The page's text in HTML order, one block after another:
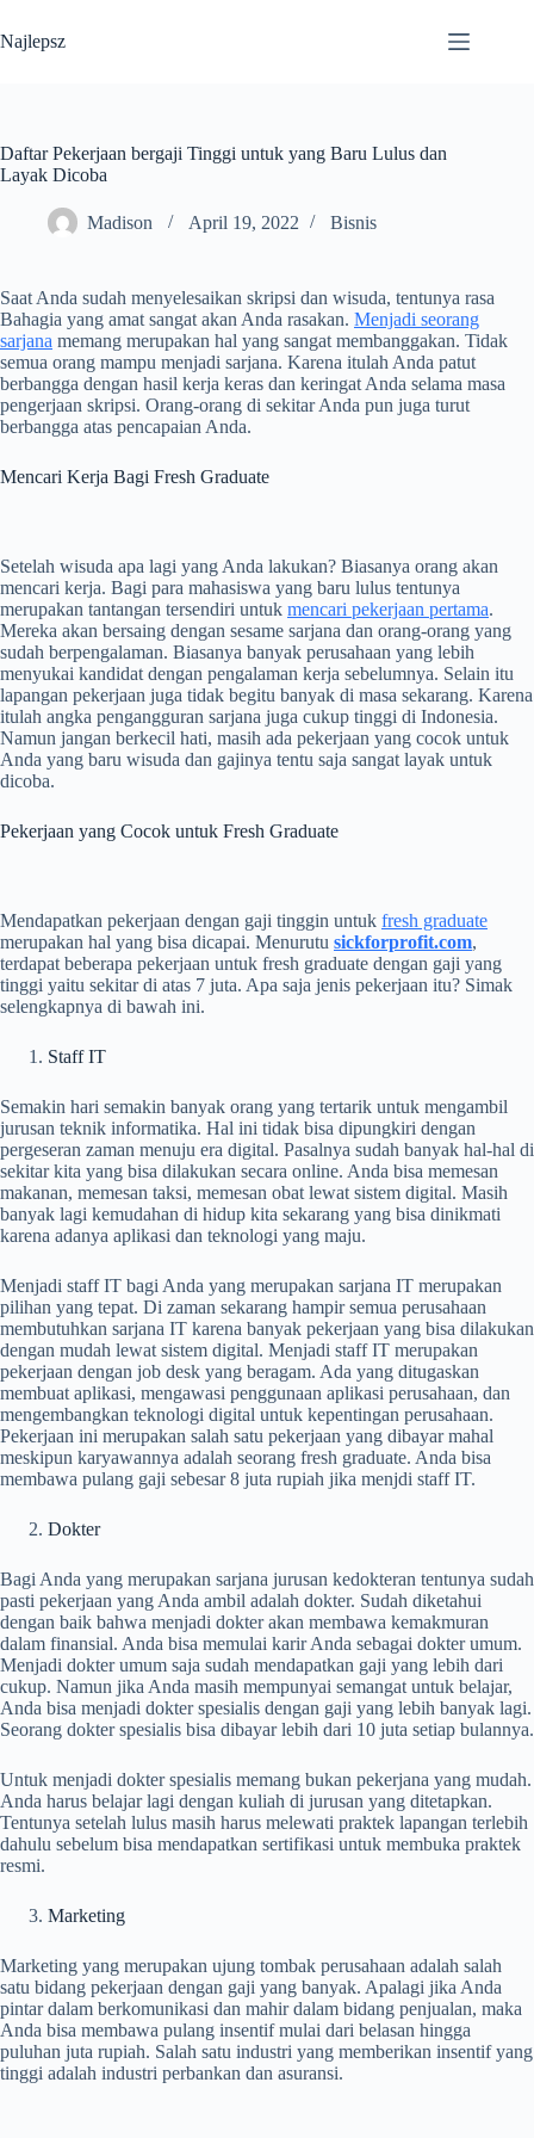
to
content
Najlepsz
Daftar Pekerjaan bergaji Tinggi untuk yang Baru Lulus dan
Layak Dicoba
Madison April 19, 2022 Bisnis
Saat Anda sudah menyelesaikan skripsi dan wisuda, tentunya rasa
Bahagia yang amat sangat akan Anda rasakan. Menjadi seorang
sarjana memang merupakan hal yang sangat membanggakan. Tidak
semua orang mampu menjadi sarjana. Karena itulah Anda patut
berbangga dengan hasil kerja keras dan keringat Anda selama masa
pengerjaan skripsi. Orang-orang di sekitar Anda pun juga turut
berbangga atas pencapaian Anda.
Mencari Kerja Bagi Fresh Graduate
Setelah wisuda apa lagi yang Anda lakukan? Biasanya orang akan
mencari kerja. Bagi para mahasiswa yang baru lulus tentunya
merupakan tantangan tersendiri untuk mencari pekerjaan pertama.
Mereka akan bersaing dengan sesame sarjana dan orang-orang yang
sudah berpengalaman. Biasanya banyak perusahaan yang lebih
menyukai kandidat dengan pengalaman kerja sebelumnya. Selain itu
lapangan pekerjaan juga tidak begitu banyak di masa sekarang. Karena
itulah angka pengangguran sarjana juga cukup tinggi di Indonesia.
Namun jangan berkecil hati, masih ada pekerjaan yang cocok untuk
Anda yang baru wisuda dan gajinya tentu saja sangat layak untuk
dicoba.
Pekerjaan yang Cocok untuk Fresh Graduate
Mendapatkan pekerjaan dengan gaji tinggin untuk fresh graduate
merupakan hal yang bisa dicapai. Menurutu sickforprofit.com,
terdapat beberapa pekerjaan untuk fresh graduate dengan gaji yang
tinggi yaitu sekitar di atas 7 juta. Apa saja jenis pekerjaan itu? Simak
selengkapnya di bawah ini.
Staff IT
Semakin hari semakin banyak orang yang tertarik untuk mengambil
jurusan teknik informatika. Hal ini tidak bisa dipungkiri dengan
pergeseran zaman menuju era digital. Pasalnya sudah banyak hal-hal di
sekitar kita yang bisa dilakukan secara online. Anda bisa memesan
makanan, memesan taksi, memesan obat lewat sistem digital. Masih
banyak lagi kemudahan di hidup kita sekarang yang bisa dinikmati
karena adanya aplikasi dan teknologi yang maju.
Menjadi staff IT bagi Anda yang merupakan sarjana IT merupakan
pilihan yang tepat. Di zaman sekarang hampir semua perusahaan
membutuhkan sarjana IT karena banyak pekerjaan yang bisa dilakukan
dengan mudah lewat sistem digital. Menjadi staff IT merupakan
pekerjaan dengan job desk yang beragam. Ada yang ditugaskan
membuat aplikasi, mengawasi penggunaan aplikasi perusahaan, dan
mengembangkan teknologi digital untuk kepentingan perusahaan.
Pekerjaan ini merupakan salah satu pekerjaan yang dibayar mahal
meskipun karyawannya adalah seorang fresh graduate. Anda bisa
membawa pulang gaji sebesar 8 juta rupiah jika menjdi staff IT.
Dokter
Bagi Anda yang merupakan sarjana jurusan kedokteran tentunya sudah
pasti pekerjaan yang Anda ambil adalah dokter. Sudah diketahui
dengan baik bahwa menjadi dokter akan membawa kemakmuran
dalam finansial. Anda bisa memulai karir Anda sebagai dokter umum.
Menjadi dokter umum saja sudah mendapatkan gaji yang lebih dari
cukup. Namun jika Anda masih mempunyai semangat untuk belajar,
Anda bisa menjadi dokter spesialis dengan gaji yang lebih banyak lagi.
Seorang dokter spesialis bisa dibayar lebih dari 10 juta setiap bulannya.
Untuk menjadi dokter spesialis memang bukan pekerjana yang mudah.
Anda harus belajar lagi dengan kuliah di jurusan yang ditetapkan.
Tentunya setelah lulus masih harus melewati praktek lapangan terlebih
dahulu sebelum bisa mendapatkan sertifikasi untuk membuka praktek
resmi.
Marketing
Marketing yang merupakan ujung tombak perusahaan adalah salah
satu bidang pekerjaan dengan gaji yang banyak. Apalagi jika Anda
pintar dalam berkomunikasi dan mahir dalam bidang penjualan, maka
Anda bisa membawa pulang insentif mulai dari belasan hingga
puluhan juta rupiah. Salah satu industri yang memberikan insentif yang
tinggi adalah industri perbankan dan asuransi.